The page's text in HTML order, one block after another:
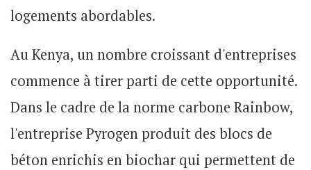
logements abordables.
Au Kenya, un nombre croissant d'entreprises
commence à tirer parti de cette opportunité.
Dans le cadre de la norme carbone Rainbow,
l'entreprise Pyrogenproduit des blocs de
béton enrichis en biochar qui permettent de